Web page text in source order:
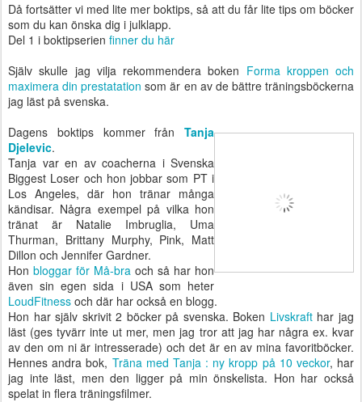
Då fortsätter vi med lite mer boktips, så att du får lite tips om böcker
som du kan önska dig i julklapp.
Del 1 i boktipserien finner du här
Själv skulle jag vilja rekommendera boken Forma kroppen och
maximera din prestatation som är en av de bättre träningsböckerna
jag läst på svenska.
Dagens boktips kommer från Tanja
Djelevic.
Tanja var en av coacherna i Svenska
Biggest Loser och hon jobbar som PT i
Los Angeles, där hon tränar många
kändisar. Några exempel på vilka hon
tränat är Natalie Imbruglia, Uma
Thurman, Brittany Murphy, Pink, Matt
Dillon och Jennifer Gardner.
Hon bloggar för Må-bra och så har hon
även sin egen sida i USA som heter
LoudFitness och där har också en blogg.
Hon har själv skrivit 2 böcker på svenska. Boken Livskrafthar jag
läst (ges tyvärr inte ut mer, men jag tror att jag har några ex. kvar
av den om ni är intresserade) och det är en av mina favoritböcker.
Hennes andra bok, Träna med Tanja : ny kropp på 10 veckor, har
jag inte läst, men den ligger på min önskelista. Hon har också
spelat in flera träningsfilmer.